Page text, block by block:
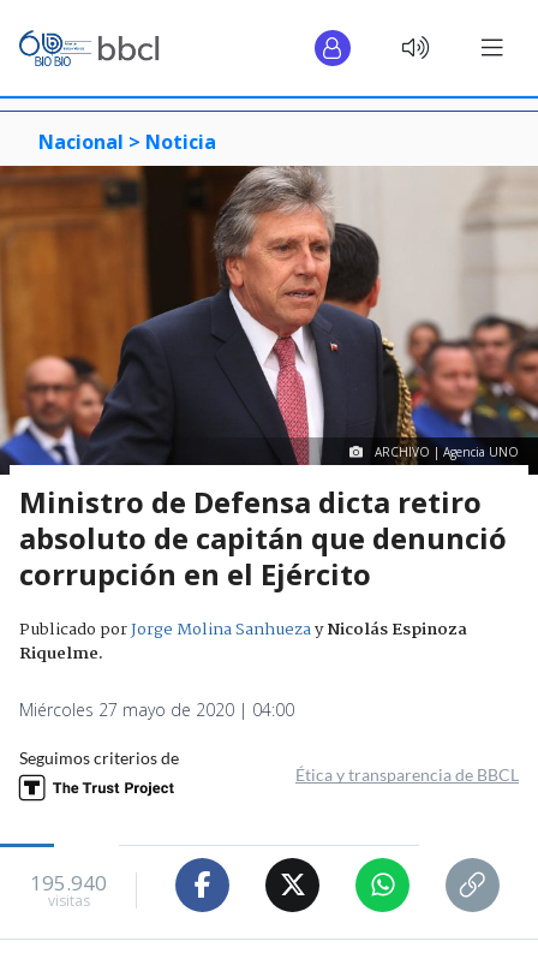
Nacional > Noticia
ARCHIVO | Agencia UNO
Ministro de Defensa dicta retiro
absoluto de capitán que denunció
corrupción en el Ejército
Publicado porJorge Molina SanhuezayNicolás Espinoza
Riquelme.
Miércoles 27 mayo de 2020 | 04:00
Seguimos criterios de
Ética y transparencia de BBCL
195.940
visitas